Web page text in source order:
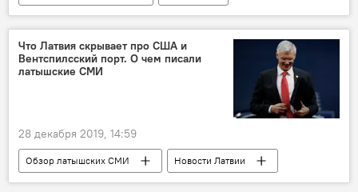
Подкасты РИА Новости
Что Латвия скрывает про США и
Вентспилсский порт. О чем писали
латышские СМИ
28 декабря 2019, 14:59
Обзор латышских СМИ
Новости Латвии
Латвия
Вентспилсский порт
США